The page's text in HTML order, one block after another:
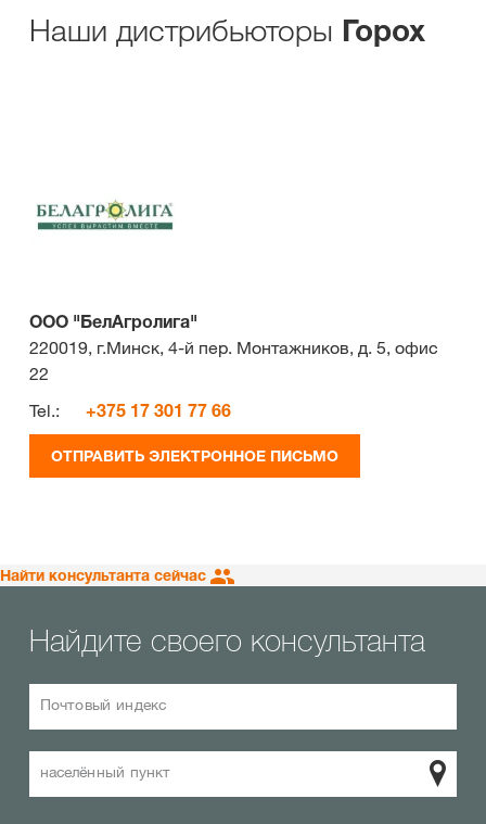
Наши дистрибьюторы Горох
ООО "БелАгролига"
220019, г.Минск, 4-й пер. Монтажников, д. 5, офис
22
Tel.:
+375 17 301 77 66
ОТПРАВИТЬ ЭЛЕКТРОННОЕ ПИСЬМО
Найти консультанта сейчас
Найдите своего консультанта
Почтовый индекс
населённый пункт